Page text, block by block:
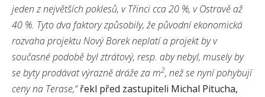
jeden z největších poklesů, v Třinci cca 20 %, v Ostravě až
40 %. Tyto dva faktory způsobily, že původní ekonomická
rozvaha projektu Nový Borek neplatí a projekt by v
současné podobě byl ztrátový, resp. aby nebyl, musely by
se byty prodávat výrazně dráže za m2, než se nyní pohybují
ceny na Terase,“řekl před zastupiteli Michal Pitucha,